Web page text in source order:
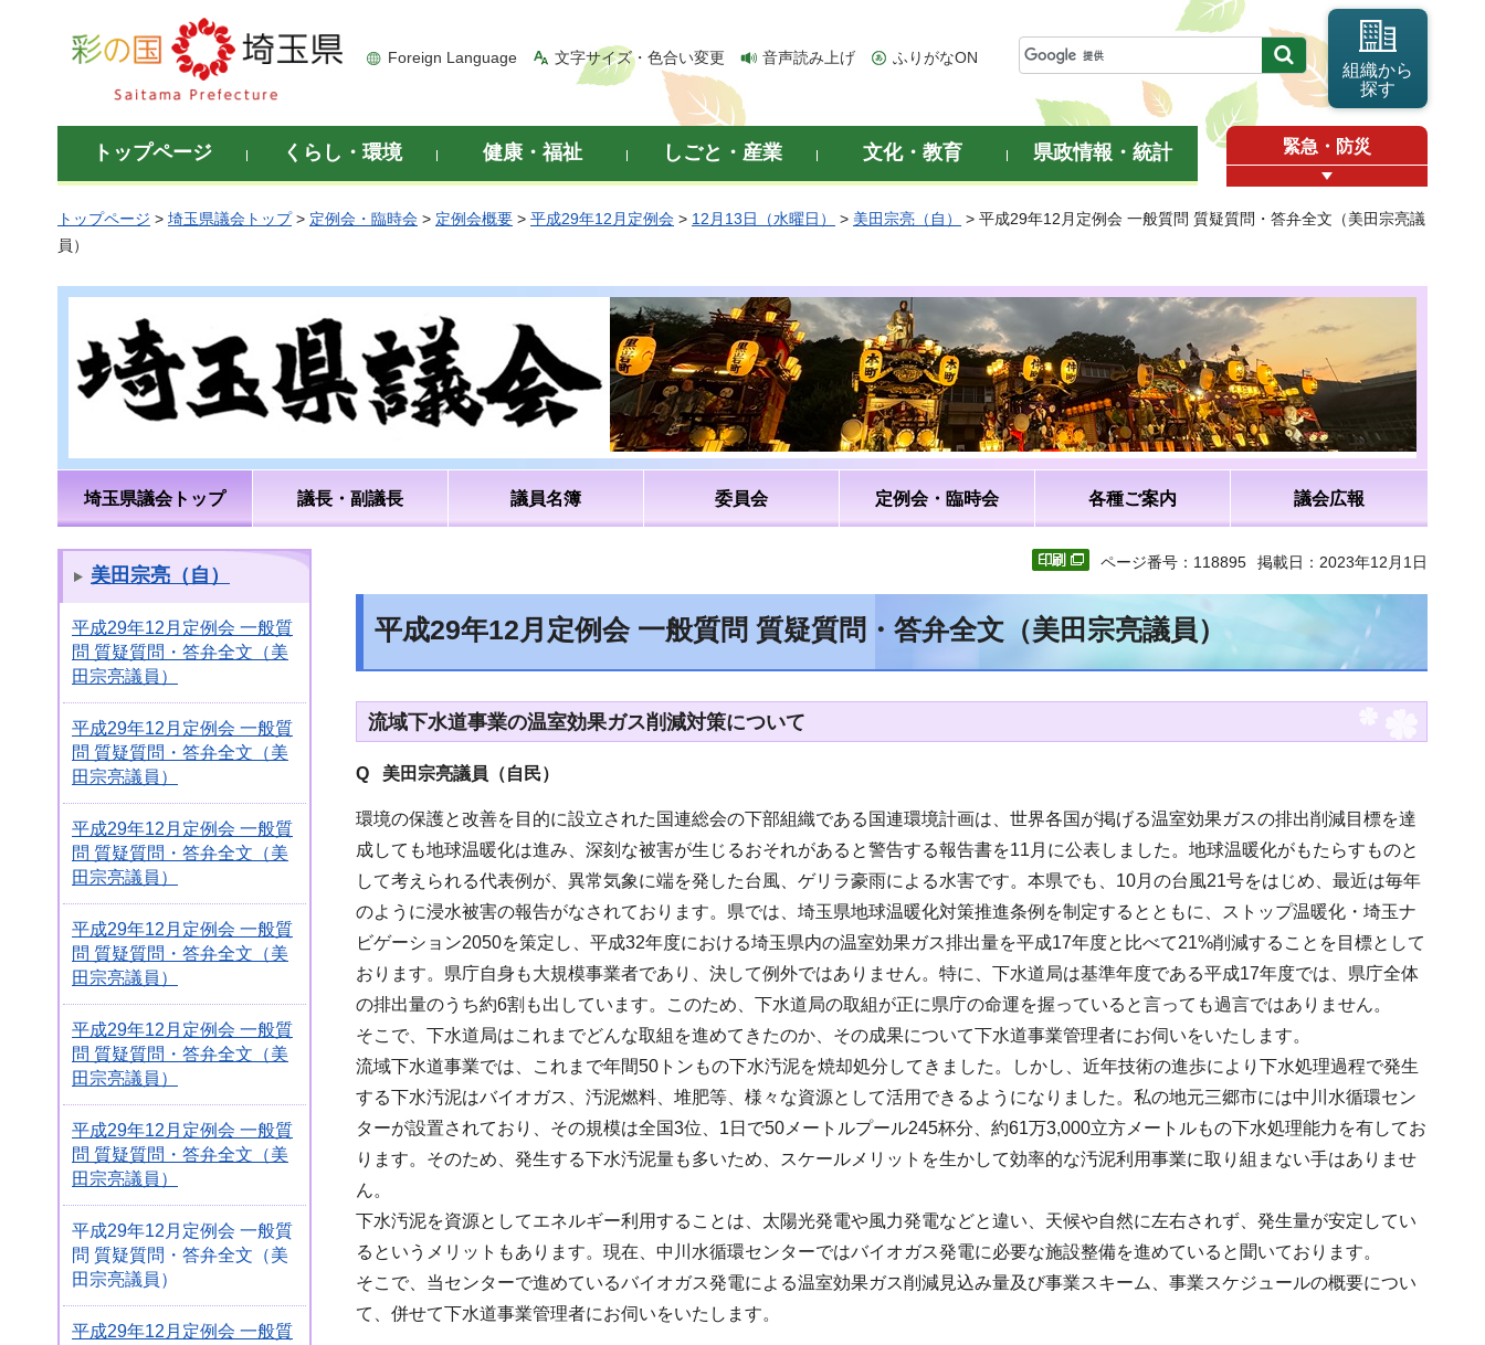
彩の国 埼玉県
Foreign Language 文字サイズ・色合い変更 音声読み上げ ふりがなON
組織から
探す
トップページ くらし・環境 健康・福祉 しごと・産業 文化・教育 県政情報・統計 緊急・防災
トップページ > 埼玉県議会トップ> 定例会・臨時会 > 定例会概要 > 平成29年12月定例会 > 12月13日（水曜日） > 美田宗亮（自）
> 平成29年12月定例会 一般質問 質疑質問・答弁全文（美田宗亮議
員）
埼玉県議会トップ 議長・副議長 議員名簿 委員会 定例会・臨時会 各種ご案内 議会広報
美田宗亮（自）
平成29年12月定例会 一般質
問 質疑質問・答弁全文（美
田宗亮議員）
平成29年12月定例会 一般質
問 質疑質問・答弁全文（美
田宗亮議員）
平成29年12月定例会 一般質
問 質疑質問・答弁全文（美
田宗亮議員）
平成29年12月定例会 一般質
問 質疑質問・答弁全文（美
田宗亮議員）
平成29年12月定例会 一般質
問 質疑質問・答弁全文（美
田宗亮議員）
平成29年12月定例会 一般質
問 質疑質問・答弁全文（美
田宗亮議員）
平成29年12月定例会 一般質
問 質疑質問・答弁全文（美
田宗亮議員）
平成29年12月定例会 一般質
ページ番号：118895 掲載日：2023年12月1日
平成29年12月定例会 一般質問 質疑質問・答弁全文（美田宗亮議員）
流域下水道事業の温室効果ガス削減対策について
Q 美田宗亮議員（自民）
環境の保護と改善を目的に設立された国連総会の下部組織である国連環境計画は、世界各国が掲げる温室効果ガスの排出削減目標を達
成しても地球温暖化は進み、深刻な被害が生じるおそれがあると警告する報告書を11月に公表しました。地球温暖化がもたらすものと
して考えられる代表例が、異常気象に端を発した台風、ゲリラ豪雨による水害です。本県でも、10月の台風21号をはじめ、最近は毎年
のように浸水被害の報告がなされております。県では、埼玉県地球温暖化対策推進条例を制定するとともに、ストップ温暖化・埼玉ナ
ビゲーション2050を策定し、平成32年度における埼玉県内の温室効果ガス排出量を平成17年度と比べて21%削減することを目標として
おります。県庁自身も大規模事業者であり、決して例外ではありません。特に、下水道局は基準年度である平成17年度では、県庁全体
の排出量のうち約6割も出しています。このため、下水道局の取組が正に県庁の命運を握っていると言っても過言ではありません。
そこで、下水道局はこれまでどんな取組を進めてきたのか、その成果について下水道事業管理者にお伺いをいたします。
流域下水道事業では、これまで年間50トンもの下水汚泥を焼却処分してきました。しかし、近年技術の進歩により下水処理過程で発生
する下水汚泥はバイオガス、汚泥燃料、堆肥等、様々な資源として活用できるようになりました。私の地元三郷市には中川水循環セン
ターが設置されており、その規模は全国3位、1日で50メートルプール245杯分、約61万3,000立方メートルもの下水処理能力を有してお
ります。そのため、発生する下水汚泥量も多いため、スケールメリットを生かして効率的な汚泥利用事業に取り組まない手はありませ
ん。
下水汚泥を資源としてエネルギー利用することは、太陽光発電や風力発電などと違い、天候や自然に左右されず、発生量が安定してい
るというメリットもあります。現在、中川水循環センターではバイオガス発電に必要な施設整備を進めていると聞いております。
そこで、当センターで進めているバイオガス発電による温室効果ガス削減見込み量及び事業スキーム、事業スケジュールの概要につい
て、併せて下水道事業管理者にお伺いをいたします。